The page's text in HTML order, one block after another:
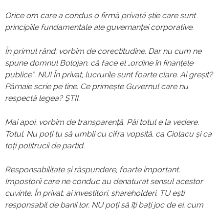
Orice om care a condus o firmă privată știe care sunt
principiile fundamentale ale guvernanței corporative.
În primul rând, vorbim de corectitudine. Dar nu cum ne
spune domnul Bolojan, că face el „ordine în finanțele
publice”. NU! În privat, lucrurile sunt foarte clare. Ai greșit?
Pârnaie scrie pe tine. Ce primește Guvernul care nu
respectă legea? ȘTII.
Mai apoi, vorbim de transparență. Păi totul e la vedere.
Totul. Nu poți tu să umbli cu cifra vopsită, ca Ciolacu și ca
toți politrucii de partid.
Responsabilitate și răspundere, foarte important.
Impostorii care ne conduc au denaturat sensul acestor
cuvinte. În privat, ai investitori, shareholderi. TU ești
responsabil de banii lor. NU poți să îți bați joc de ei, cum